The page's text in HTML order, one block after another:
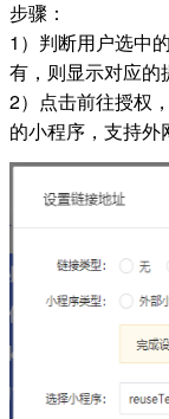
步骤：
1）判断用户选中
有，则显示对应的
2）点击前往授权
的小程序，支持外